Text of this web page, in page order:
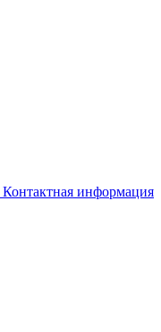
Контактная информация